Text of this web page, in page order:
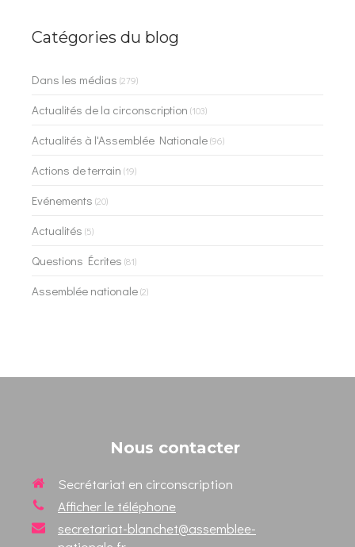
Catégories du blog
Dans les médias (279)
Actualités de la circonscription (103)
Actualités à l'Assemblée Nationale(96)
Actions de terrain (19)
Evénements (20)
Actualités (5)
Questions Écrites (81)
Assemblée nationale(2)
Nous contacter
Secrétariat en circonscription
Afficher le téléphone
secretariat-blanchet@assemblee-